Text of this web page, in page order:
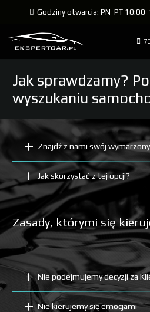
Godziny otwarcia: PN-PT
Jak sprawdzamy?
wyszukaniu
Znajdź z nami swój
Jak skorzystać z tej opcji?
Zasady, którymi się
Nie podejmujemy decyzji za
Nie kierujemy się emocjami